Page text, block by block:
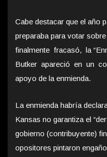
Cabe destacar que el año
preparaba para votar
finalmente fracasó, la
Butker apareció en un
apoyo de la enmienda.
La enmienda habría
Kansas no garantiza el
gobierno (contribuyente)
opositores pintaron